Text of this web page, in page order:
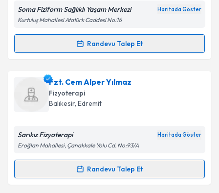
Kişisel verilerimin işlenmesine ilişkin
Aydınlatma
Metni'ni okudum ve kişisel verilerimin belirtilen
kapsamda işlenmesini kabul ediyorum.
Soma Fiziform Sağlıklı Yaşam Merkezi Haritada Göster
Kurtuluş Mahallesi Atatürk Caddesi No:16
Randevu Talep Et
Randevu Takvimi Talebi
Fzt. Mehmet Erkan Ertekiniçin randevu takvimi
talebi oluşturun. Size bu uzmandan randevu almanız
için bir takvim hazırlandığında e-posta ile
Kişisel verilerimin işlenmesine ilişkinAydınlatma
Fzt. Cem Alper Yılmaz
Fizyoterapi
Balıkesir, Edremit
Sarıkız Fizyoterapi Haritada Göster
Eroğlan Mahallesi, Çanakkale Yolu Cd. No:93/A
Randevu Talep Et
Randevu Takvimi Talebi